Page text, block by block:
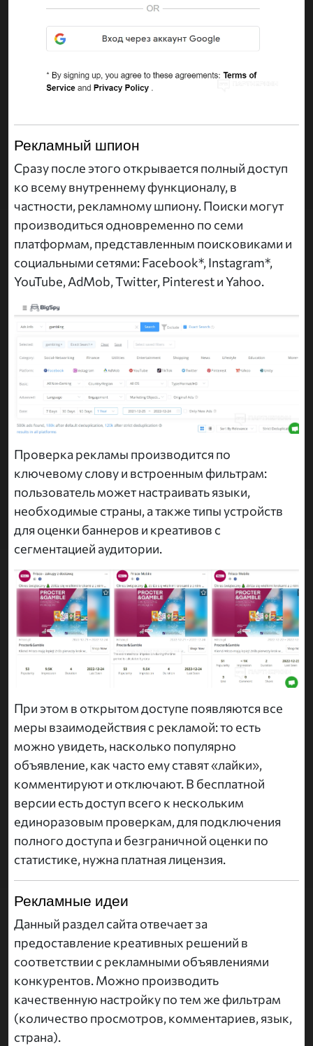
Рекламный шпион
Сразу после этого открывается полный доступ
ко всему внутреннему функционалу, в
частности, рекламному шпиону. Поиски могут
производиться одновременно по семи
платформам, представленным поисковиками и
социальными сетями: Facebook*, Instagram*,
YouTube, AdMob, Twitter, Pinterest и Yahoo.
Проверка рекламы производится по
ключевому слову и встроенным фильтрам:
пользователь может настраивать языки,
необходимые страны, а также типы устройств
для оценки баннеров и креативов с
сегментацией аудитории.
При этом в открытом доступе появляются все
меры взаимодействия с рекламой: то есть
можно увидеть, насколько популярно
объявление, как часто ему ставят «лайки»,
комментируют и отключают. В бесплатной
версии есть доступ всего к нескольким
единоразовым проверкам, для подключения
полного доступа и безграничной оценки по
статистике, нужна платная лицензия.
Рекламные идеи
Данный раздел сайта отвечает за
предоставление креативных решений в
соответствии с рекламными объявлениями
конкурентов. Можно производить
качественную настройку по тем же фильтрам
(количество просмотров, комментариев, язык,
страна).